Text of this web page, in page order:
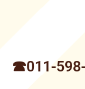
☎︎011-